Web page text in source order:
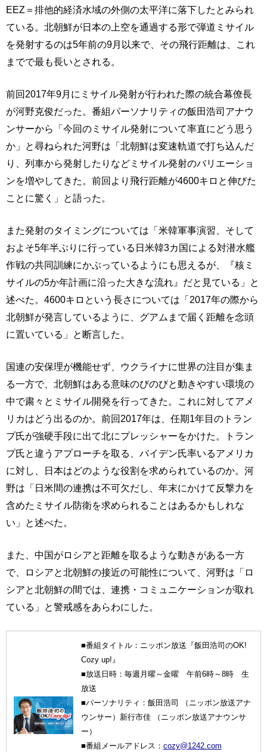
EEZ＝排他的経済水域の外側の太平洋に落下したとみられ
ている。北朝鮮が日本の上空を通過する形で弾道ミサイル
を発射するのは5年前の9月以来で、その飛行距離は、これ
までで最も長いとされる。
前回2017年9月にミサイル発射が行われた際の統合幕僚長
が河野克俊だった。番組パーソナリティの飯田浩司アナウ
ンサーから「今回のミサイル発射について率直にどう思う
か」と尋ねられた河野は「北朝鮮は変速軌道で打ち込んだ
り、列車から発射したりなどミサイル発射のバリエーショ
ンを増やしてきた。前回より飛行距離が4600キロと伸びた
ことに驚く」と語った。
また発射のタイミングについては「米韓軍事演習、そして
およそ5年半ぶりに行っている日米韓3カ国による対潜水艦
作戦の共同訓練にかぶっているようにも思えるが、『核ミ
サイルの5か年計画に沿った大きな流れ』だと見ている」と
述べた。4600キロという長さについては「2017年の際から
北朝鮮が発言しているように、グアムまで届く距離を念頭
に置いている」と断言した。
国連の安保理が機能せず、ウクライナに世界の注目が集ま
る一方で、北朝鮮はある意味のびのびと動きやすい環境の
中で粛々とミサイル開発を行ってきた。これに対してアメ
リカはどう出るのか。前回2017年は、任期1年目のトラン
プ氏が強硬手段に出て北にプレッシャーをかけた。トラン
プ氏と違うアプローチを取る、バイデン氏率いるアメリカ
に対し、日本はどのような役割を求められているのか。河
野は「日米間の連携は不可欠だし、年末にかけて反撃力を
含めたミサイル防衛を求められることはあるかもしれな
い」と述べた。
また、中国がロシアと距離を取るような動きがある一方
で、ロシアと北朝鮮の接近の可能性について、河野は「ロ
シアと北朝鮮の間では、連携・コミュニケーションが取れ
ている」と警戒感をあらわにした。
■番組タイトル：ニッポン放送『飯田浩司のOK!
Cozy up!』
■放送日時：毎週月曜～金曜 午前6時～8時 生
放送
■パーソナリティ：飯田浩司 （ニッポン放送アナ
ウンサー）新行市佳 （ニッポン放送アナウンサ
ー）
■番組メールアドレス： cozy@1242.com